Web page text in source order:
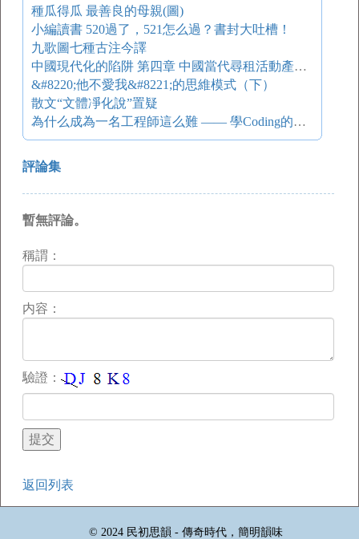
種瓜得瓜 最善良的母親(圖)
小編讀書 520過了，521怎么過？書封大吐槽！
九歌圖七種古注今譯
中國現代化的陷阱 第四章 中國當代尋租活動產生的根源分析
&#8220;他不愛我&#8221;的思維模式（下）
散文“文體凈化說”置疑
為什么成為一名工程師這么難 —— 學Coding的必經之路
評論集
暫無評論。
稱謂：
内容：
驗證：
返回列表
© 2024 民初思韻 - 傳奇時代，簡明韻味